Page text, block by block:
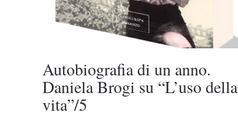
Autobiografia di un anno.
Daniela Brogi su “L’uso della
vita”/5